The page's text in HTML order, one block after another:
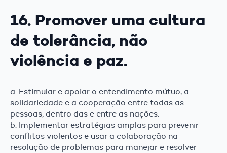
16. Promover uma cultura
de tolerância, não
violência e paz.
a. Estimular e apoiar o entendimento mútuo, a
solidariedade e a cooperação entre todas as
pessoas, dentro das e entre as nações.
b. Implementar estratégias amplas para prevenir
conflitos violentos e usar a colaboração na
resolução de problemas para manejar e resolver